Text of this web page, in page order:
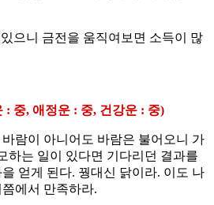
으니 금전을 움직여보면 소득이 많
중, 애정운 : 중, 건강운 : 중)
람이 아니어도 바람은 불어오니 가
하는 일이 있다면 기다리던 결과를
얻게 된다. 꿩대신 닭이라. 이도 나
에서 만족하라.